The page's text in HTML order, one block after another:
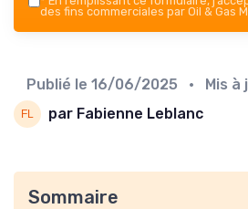
des fins commerciales par Oil & Gas
Publié le 16/06/2025 • Mis à
par Fabienne Leblanc
Sommaire